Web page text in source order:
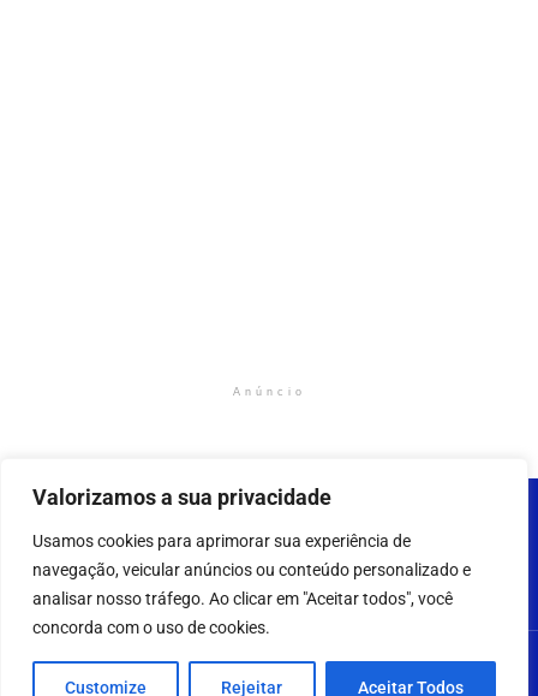
Valorizamos a sua privacidade
Usamos cookies para aprimorar sua experiência de
navegação, veicular anúncios ou conteúdo personalizado e
analisar nosso tráfego. Ao clicar em "Aceitar todos", você
concorda com o uso de cookies.
Customize Rejeitar Aceitar Todos
Anúncio
2023 - 2025 - AMAZONNEWS24H – Todos os direitos